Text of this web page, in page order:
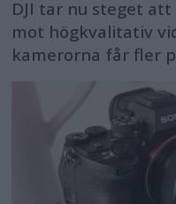
DJI tar nu steget
mot högkvalitativ
kamerorna får fler